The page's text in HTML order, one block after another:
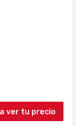
ver tu precio